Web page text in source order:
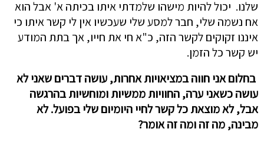
שלנו. יכול להיות מישהו שלמדתי איתו בכיתה א' אבל הוא
אח נשמה שלי, חבר למסע שלי שעכשיו אין לי קשר איתו כי
איננו זקוקים לקשר הזה, כ"א חי את חייו, אך בתת המודע
יש קשר כל הזמן.
בחלום אני חווה במציאויות אחרות, עושה דברים שאני לא
עושה כשאני ערה, החוויות ממשיות ומוחשיות בהרגשה
אבל, לא מוצאת כל קשר לחיי היומיום שלי בפועל. לא
מבינה, מה זה ומה זה אומר?